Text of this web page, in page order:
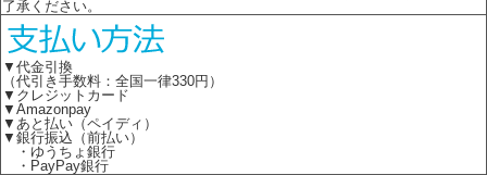
了承ください。
▼代金引換
（代引き手数料：全国一律330円）
▼クレジットカード
▼Amazonpay
▼あと払い（ペイディ）
▼銀行振込（前払い）
・ゆうちょ銀行
・PayPay銀行